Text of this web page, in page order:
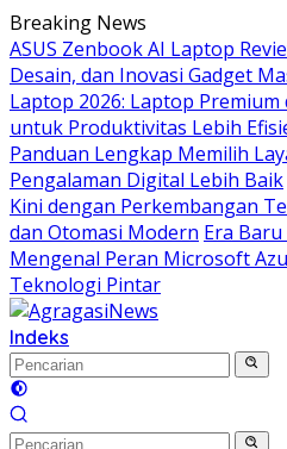
Langsung
ke
konten
Breaking News
ASUS Zenbook AI Laptop
Desain, dan Inovasi Gadget
Laptop 2026: Laptop
untuk Produktivitas Lebih
Panduan Lengkap Memilih
Pengalaman Digital Lebih Baik
Kini dengan Perkembangan
dan Otomasi Modern Era
Mengenal Peran Microsoft
Teknologi Pintar
Indeks